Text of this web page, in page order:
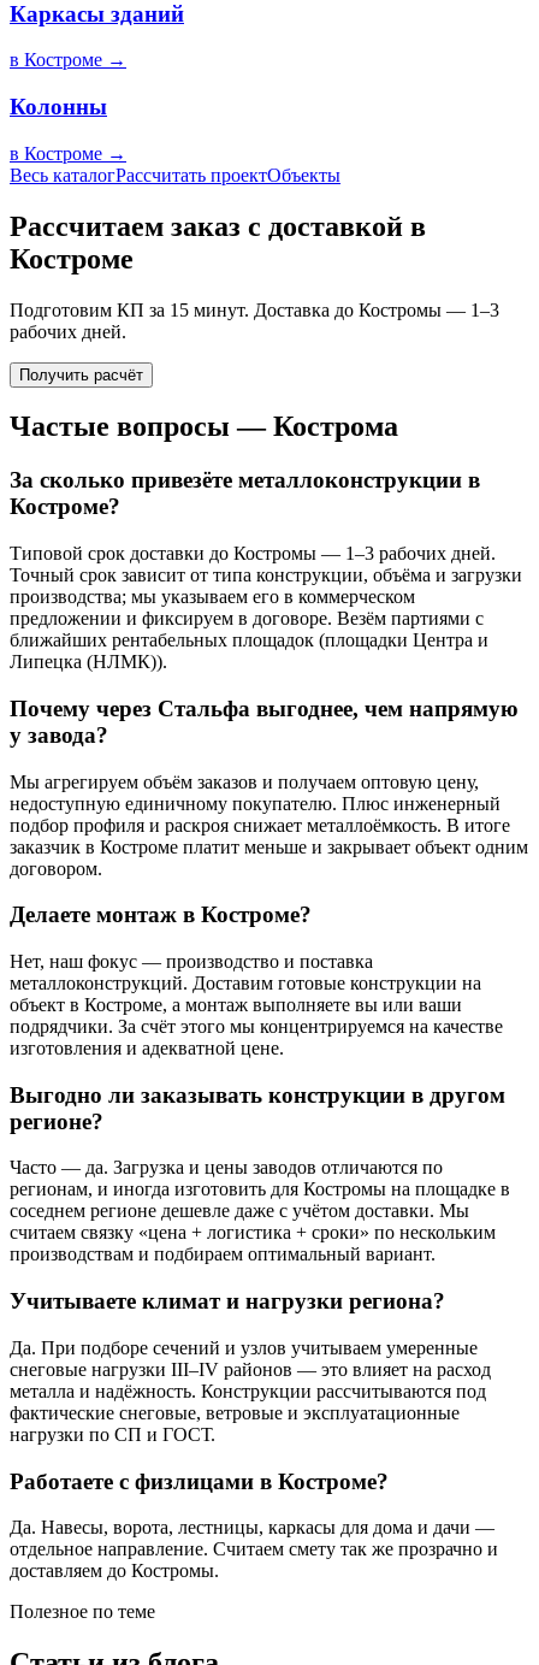
Каркасы зданий
в Костроме →
Колонны
в Костроме →
Весь каталогРассчитать проектОбъекты
Рассчитаем заказ с доставкой в
Костроме
Подготовим КП за 15 минут. Доставка до Костромы — 1–3
рабочих дней.
Получить расчёт
Частые вопросы —Кострома
За сколько привезёте металлоконструкции в
Костроме?
Типовой срок доставки до Костромы — 1–3 рабочих дней.
Точный срок зависит от типа конструкции, объёма и загрузки
производства; мы указываем его в коммерческом
предложении и фиксируем в договоре. Везём партиями с
ближайших рентабельных площадок (площадки Центра и
Липецка (НЛМК)).
Почему через Стальфа выгоднее, чем напрямую
у завода?
Мы агрегируем объём заказов и получаем оптовую цену,
недоступную единичному покупателю. Плюс инженерный
подбор профиля и раскроя снижает металлоёмкость. В итоге
заказчик в Костроме платит меньше и закрывает объект одним
договором.
Делаете монтаж в Костроме?
Нет, наш фокус — производство и поставка
металлоконструкций. Доставим готовые конструкции на
объект в Костроме, а монтаж выполняете вы или ваши
подрядчики. За счёт этого мы концентрируемся на качестве
изготовления и адекватной цене.
Выгодно ли заказывать конструкции в другом
регионе?
Часто — да. Загрузка и цены заводов отличаются по
регионам, и иногда изготовить для Костромы на площадке в
соседнем регионе дешевле даже с учётом доставки. Мы
считаем связку «цена + логистика + сроки» по нескольким
производствам и подбираем оптимальный вариант.
Учитываете климат и нагрузки региона?
Да. При подборе сечений и узлов учитываем умеренные
снеговые нагрузки III–IV районов — это влияет на расход
металла и надёжность. Конструкции рассчитываются под
фактические снеговые, ветровые и эксплуатационные
нагрузки по СП и ГОСТ.
Работаете с физлицами в Костроме?
Да. Навесы, ворота, лестницы, каркасы для дома и дачи —
отдельное направление. Считаем смету так же прозрачно и
доставляем до Костромы.
Полезное по теме